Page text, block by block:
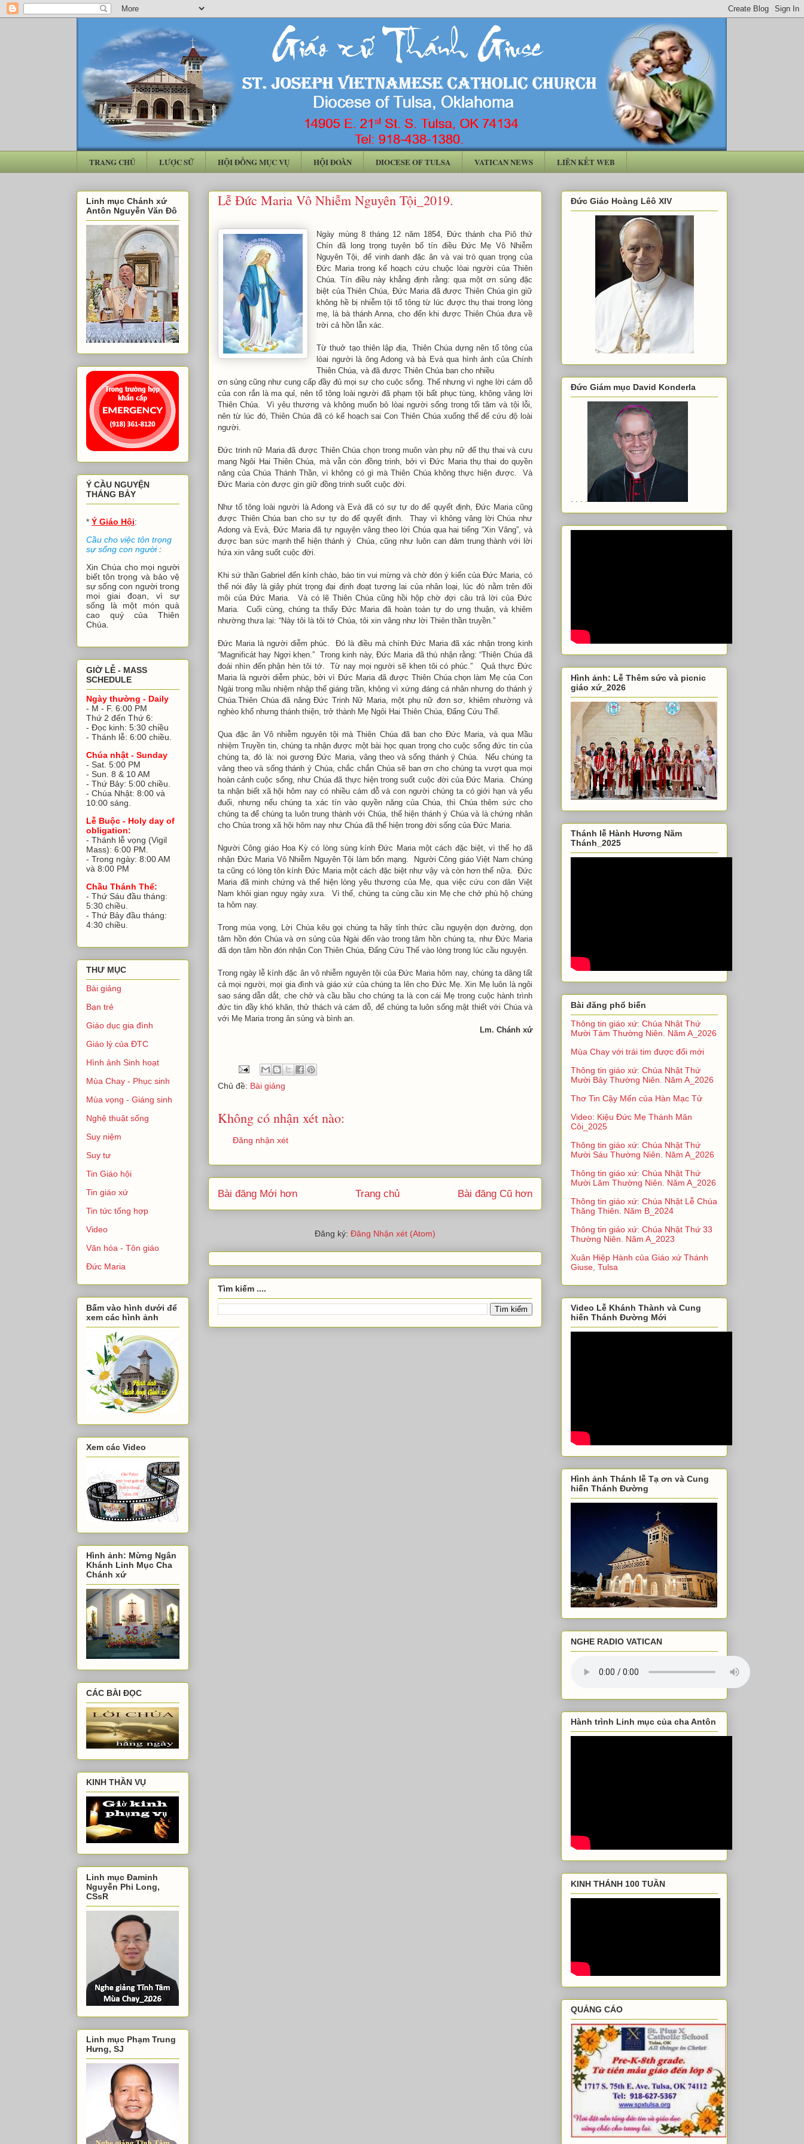
TRANG CHỦ LƯỢC SỬ HỘI ĐỒNG MỤC VỤ HỘI ĐOÀN DIOCESE OF TULSA VATICAN NEWS LIÊN KẾT WEB
Lễ Đức Maria Vô Nhiễm Nguyên Tội_2019.
Ngày mùng 8 tháng 12 năm 1854, Đức thánh cha Piô thứ
Chín đã long trọng tuyên bố tín điều Đức Mẹ Vô Nhiễm
Nguyên Tội, để vinh danh đặc ân và vai trò quan trọng của
Đức Maria trong kế hoạch cứu chuộc lòai người của Thiên
Chúa. Tín điều này khẳng định rằng: qua một ơn sủng đặc
biệt của Thiên Chúa, Đức Maria đã được Thiên Chúa gìn giữ
không hề bị nhiễm tội tổ tông từ lúc được thụ thai trong lòng
mẹ, là bà thánh Anna, cho đến khi được Thiên Chúa đưa về
trời cả hồn lẫn xác.
Từ thuở tạo thiên lập địa, Thiên Chúa dựng nên tổ tông của
lòai người là ông Adong và bà Evà qua hình ảnh của Chính
Thiên Chúa, và đã được Thiên Chúa ban cho nhiều
ơn sủng cũng như cung cấp đầy đủ mọi sự cho cuộc sống. Thế nhưng vì nghe lời cám dỗ
của con rắn là ma quỉ, nên tổ tông loài người đã phạm tội bất phục tùng, không vâng lời
Thiên Chúa. Vì yêu thương và không muốn bỏ lòai người sống trong tối tăm và tội lỗi,
nên từ lúc đó, Thiên Chúa đã có kế hoạch sai Con Thiên Chúa xuống thế để cứu độ loài
người.
Đức trinh nữ Maria đã được Thiên Chúa chọn trong muôn vàn phụ nữ để thụ thai và cưu
mang Ngôi Hai Thiên Chúa, mà vẫn còn đồng trinh, bởi vì Đức Maria thụ thai do quyền
năng của Chúa Thánh Thần, vì không có gì mà Thiên Chúa không thực hiện được. Và
Đức Maria còn được gìn giữ đồng trinh suốt cuộc đời.
Như tổ tông loài người là Adong và Evà đã có sự tự do để quyết định, Đức Maria cũng
được Thiên Chúa ban cho sự tự do để quyết định. Thay vì không vâng lời Chúa như
Adong và Evà, Đức Maria đã tự nguyện vâng theo lời Chúa qua hai tiếng “Xin Vâng”, và
được ban sức mạnh thể hiện thánh ý Chúa, cũng như luôn can đảm trung thành với lời
hứa xin vâng suốt cuộc đời.
Khi sứ thần Gabriel đến kính chào, báo tin vui mừng và chờ đón ý kiến của Đức Maria, có
thể nói đây là giây phút trọng đại định đoạt tương lai của nhân loại, lúc đó nằm trên đôi
môi của Đức Maria. Và có lẽ Thiên Chúa cũng hồi hộp chờ đợi câu trả lời của Đức
Maria. Cuối cùng, chúng ta thấy Đức Maria đã hoàn toàn tự do ưng thuận, và khiêm
nhường thưa lại: “Này tôi là tôi tớ Chúa, tôi xin vâng như lời Thiên thần truyền.”
Đức Maria là người diễm phúc. Đó là điều mà chính Đức Maria đã xác nhận trong kinh
“Magnificát hay Ngợi khen.” Trong kinh này, Đức Maria đã thú nhận rằng: “Thiên Chúa đã
đoái nhìn đến phận hèn tôi tớ. Từ nay mọi người sẽ khen tôi có phúc.” Quả thực Đức
Maria là người diễm phúc, bởi vì Đức Maria đã được Thiên Chúa chọn làm Mẹ của Con
Ngài trong mầu nhiệm nhập thể giáng trần, không vì xứng đáng cá nhân nhưng do thánh ý
Chúa.Thiên Chúa đã nâng Đức Trinh Nữ Maria, một phụ nữ đơn sơ, khiêm nhường và
nghèo khổ nhưng thánh thiện, trở thành Mẹ Ngôi Hai Thiên Chúa, Đấng Cứu Thế.
Qua đặc ân Vô nhiễm nguyên tội mà Thiên Chúa đã ban cho Đức Maria, và qua Mầu
nhiệm Truyền tin, chúng ta nhận được một bài học quan trọng cho cuộc sống đức tin của
chúng ta, đó là: noi gương Đức Maria, vâng theo và sống thánh ý Chúa. Nếu chúng ta
vâng theo và sống thánh ý Chúa, chắc chắn Chúa sẽ ban ơn cho chúng ta vượt qua mọi
hoàn cảnh cuộc sống, như Chúa đã thực hiện trong suốt cuộc đời của Đức Maria. Chúng
ta nhận biết xã hội hôm nay có nhiều cám dỗ và con người chúng ta có giới hạn và yếu
đuối, nhưng nếu chúng ta xác tín vào quyền năng của Chúa, thì Chúa thêm sức cho
chúng ta để chúng ta luôn trung thành với Chúa, thể hiện thánh ý Chúa và là chứng nhân
cho Chúa trong xã hội hôm nay như Chúa đã thể hiện trong đời sống của Đức Maria.
Người Công giáo Hoa Kỳ có lòng sùng kính Đức Maria một cách đặc biệt, vì thế họ đã
nhận Đức Maria Vô Nhiễm Nguyên Tội làm bổn mạng. Người Công giáo Việt Nam chúng
ta cũng có lòng tôn kính Đức Maria một cách đặc biệt như vậy và còn hơn thế nữa. Đức
Maria đã minh chứng và thể hiện lòng yêu thương của Mẹ, qua việc cứu con dân Việt
Nam khỏi gian nguy ngày xưa. Vì thế, chúng ta cùng cầu xin Mẹ che chở phù hộ chúng
ta hôm nay.
Trong mùa vọng, Lời Chúa kêu gọi chúng ta hãy tỉnh thức cầu nguyện dọn đường, dọn
tâm hồn đón Chúa và ơn sủng của Ngài đến vào trong tâm hồn chúng ta, như Đức Maria
đã dọn tâm hồn đón nhận Con Thiên Chúa, Đấng Cứu Thế vào lòng trong lúc cầu nguyện.
Trong ngày lễ kính đặc ân vô nhiễm nguyên tội của Đức Maria hôm nay, chúng ta dâng tất
cả mọi người, mọi gia đình và giáo xứ của chúng ta lên cho Đức Mẹ. Xin Mẹ luôn là ngôi
sao sáng dẫn dắt, che chở và cầu bầu cho chúng ta là con cái Mẹ trong cuộc hành trình
đức tin đầy khó khăn, thử thách và cám dỗ, để chúng ta luôn sống mật thiết với Chúa và
với Mẹ Maria trong ân sủng và bình an.
Lm. Chánh xứ
Chủ đề: Bài giảng
Không có nhận xét nào:
Đăng nhận xét
Bài đăng Mới hơn Bài đăng Cũ hơn
Trang chủ
Đăng ký: Đăng Nhận xét (Atom)
Tìm kiếm ....
Linh mục Chánh xứ
Antôn Nguyễn Văn Đô
Ý CẦU NGUYỆN
THÁNG BẢY
* Ý Giáo Hội:
Cầu cho việc tôn trọng
sự sống con người:
Xin Chúa cho mọi người
biết tôn trọng và bảo vệ
sự sống con người trong
mọi giai đoạn, vì sự
sống là một món quà
cao quý của Thiên
Chúa.
GIỜ LỄ - MASS
SCHEDULE
Ngày thường - Daily
- M - F. 6:00 PM
Thứ 2 đến Thứ 6:
- Đọc kinh: 5:30 chiều
- Thánh lễ: 6:00 chiều.
Chúa nhật - Sunday
- Sat. 5:00 PM
- Sun. 8 & 10 AM
- Thứ Bảy: 5:00 chiều.
- Chúa Nhật: 8:00 và
10:00 sáng.
Lễ Buộc - Holy day of
obligation:
- Thánh lễ vọng (Vigil
Mass): 6:00 PM.
- Trong ngày: 8:00 AM
và 8:00 PM
Chầu Thánh Thể:
- Thứ Sáu đầu tháng:
5:30 chiều.
- Thứ Bảy đầu tháng:
4:30 chiều.
THƯ MỤC
Bài giảng
Bạn trẻ
Giáo dục gia đình
Giáo lý của ĐTC
Hình ảnh Sinh hoạt
Mùa Chay - Phục sinh
Mùa vọng - Giáng sinh
Nghệ thuật sống
Suy niệm
Suy tư
Tin Giáo hội
Tin giáo xứ
Tin tức tổng hợp
Video
Văn hóa - Tôn giáo
Đức Maria
Bấm vào hình dưới để
xem các hình ảnh
Xem các Video
Hình ảnh: Mừng Ngân
Khánh Linh Mục Cha
Chánh xứ
CÁC BÀI ĐỌC
KINH THẦN VỤ
Linh mục Đaminh
Nguyễn Phi Long,
CSsR
Linh mục Phạm Trung
Hưng, SJ
Đức Giáo Hoàng Lêô XIV
Đức Giám mục David Konderla
. . . .
Hình ảnh: Lễ Thêm sức và picnic
giáo xứ_2026
Thánh lễ Hành Hương Năm
Thánh_2025
Bài đăng phổ biến
Thông tin giáo xứ: Chúa Nhật Thứ
Mười Tám Thường Niên. Năm A_2026
Mùa Chay với trái tim được đổi mới
Thông tin giáo xứ: Chúa Nhật Thứ
Mười Bảy Thường Niên. Năm A_2026
Thơ Tin Cậy Mến của Hàn Mạc Tử
Video: Kiệu Đức Mẹ Thánh Mân
Côi_2025
Thông tin giáo xứ: Chúa Nhật Thứ
Mười Sáu Thường Niên. Năm A_2026
Thông tin giáo xứ: Chúa Nhật Thứ
Mười Lăm Thường Niên. Năm A_2026
Thông tin giáo xứ: Chúa Nhật Lễ Chúa
Thăng Thiên. Năm B_2024
Thông tin giáo xứ: Chúa Nhật Thứ 33
Thường Niên. Năm A_2023
Xuân Hiệp Hành của Giáo xứ Thánh
Giuse, Tulsa
Video Lễ Khánh Thành và Cung
hiến Thánh Đường Mới
Hình ảnh Thánh lễ Tạ ơn và Cung
hiến Thánh Đường
NGHE RADIO VATICAN
Hành trình Linh mục của cha Antôn
KINH THÁNH 100 TUẦN
QUẢNG CÁO